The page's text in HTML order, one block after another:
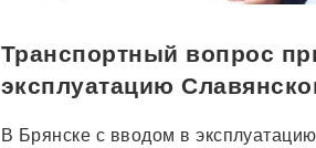
Транспортный вопрос
эксплуатацию
В Брянске с вводом в